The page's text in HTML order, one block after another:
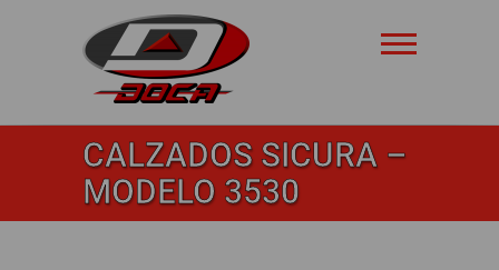
Doca
Safety
CALZADOS SICURA –
MODELO 3530